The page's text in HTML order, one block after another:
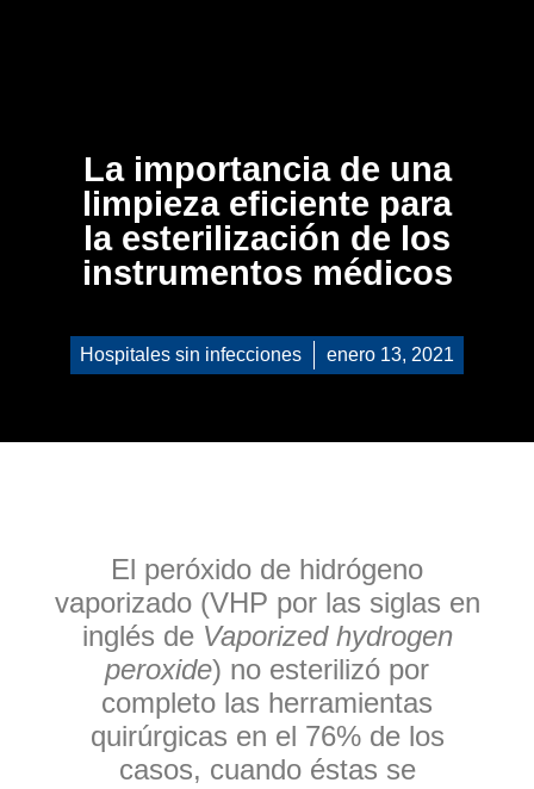
La importancia de una
limpieza eficiente para
la esterilización de los
instrumentos médicos
Hospitales sin infecciones enero 13, 2021
El peróxido de hidrógeno
vaporizado (VHP por las siglas en
inglés de Vaporized hydrogen
peroxide) no esterilizó por
completo las herramientas
quirúrgicas en el 76% de los
casos, cuando éstas se